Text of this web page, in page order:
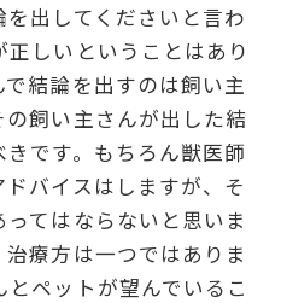
出してくださいと言わ
しいということはあり
結論を出すのは飼い主
飼い主さんが出した結
です。もちろん獣医師
バイスはしますが、そ
てはならないと思いま
療方は一つではありま
ペットが望んでいるこ